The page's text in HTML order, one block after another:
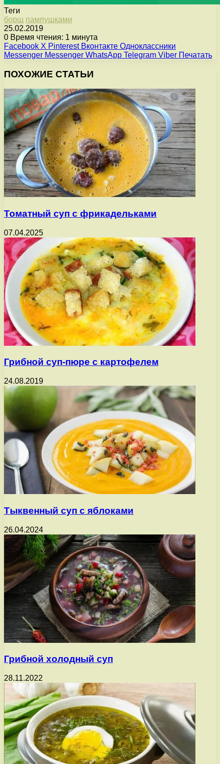
Теги
борщ пампушками
25.02.2019
0 Время чтения: 1 минута
Facebook X Pinterest Вконтакте Одноклассники
Messenger Messenger WhatsApp Telegram Viber Печатать
ПОХОЖИЕ СТАТЬИ
Томатный суп с фрикадельками
07.04.2025
Грибной суп-пюре с картофелем
24.08.2019
Тыквенный суп с яблоками
26.04.2024
Грибной холодный суп
28.11.2022